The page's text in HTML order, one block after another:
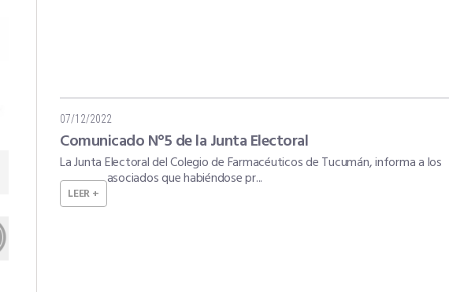
07/12/2022
Comunicado N°5 de la Junta Electoral
La Junta Electoral del Colegio de Farmacéuticos de Tucumán, informa a los
asociados que habiéndose pr...
LEER +